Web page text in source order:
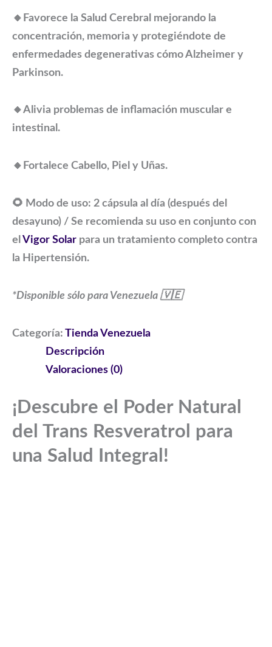
🔸Favorece la Salud Cerebral mejorando la
concentración, memoria y protegiéndote de
enfermedades degenerativas cómo Alzheimer y
Parkinson.
🔸Alivia problemas de inflamación muscular e
intestinal.
🔸Fortalece Cabello, Piel y Uñas.
🌻 Modo de uso: 2 cápsula al día (después del
desayuno) / Se recomienda su uso en conjunto con
el Vigor Solar para un tratamiento completo contra
la Hipertensión.
*Disponible sólo para Venezuela 🇻🇪
Categoría: Tienda Venezuela
Descripción
Valoraciones (0)
¡Descubre el Poder Natural
del Trans Resveratrol para
una Salud Integral!